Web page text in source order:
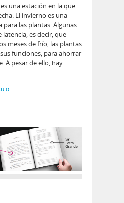
una estación en la que
El invierno es una
para las plantas. Algunas
es decir, que
meses de frío, las plantas
funciones, para ahorrar
A pesar de ello, hay